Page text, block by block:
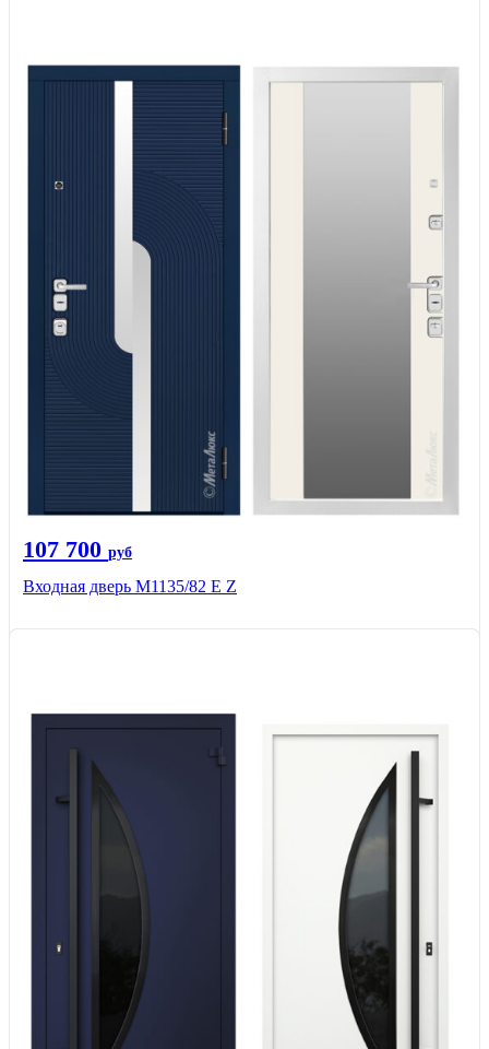
107 700 руб
Входная дверь М1135/82 Е Z